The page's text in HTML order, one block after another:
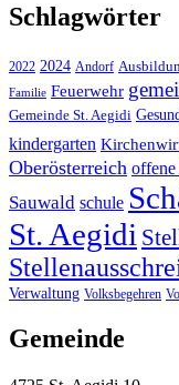
Schlagwörter
2022 2024 Andorf
Familie Feuerwehr
Gemeinde St. Aegidi
kindergarten
Oberösterreich offene
Sauwald schule
St. Aegidi
Verwaltung Volksbegehren
Gemeinde